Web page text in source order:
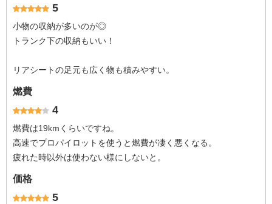
5
小物の収納が多いのが◎
トランク下の収納もいい！
リアシートの足元も広く物も積みやすい。
燃費
4
燃費は19kmくらいですね。
高速でプロパイロットを使うと燃費が凄く悪くなる。
疲れた時以外は使わない様にしないと。
価格
5